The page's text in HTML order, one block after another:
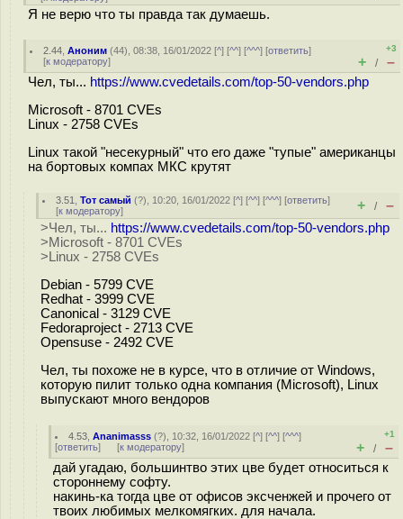
Я не верю что ты правда так думаешь.
2.44 ,Аноним (44), 08:38, 16/01/2022 [^] [^^] [^^^] [ответить]
[к модератору]
+3
+ / –
Чел, ты... https://www.cvedetails.com/top-50-vendors.php
Microsoft - 8701 CVEs
Linux - 2758 CVEs
Linux такой "несекурный" что его даже "тупые" американцы
на бортовых компах МКС крутят
3.51 ,Тот самый (?), 10:20, 16/01/2022 [^] [^^] [^^^] [ответить]
[к модератору] + / –
>Чел, ты... https://www.cvedetails.com/top-50-vendors.php
>Microsoft - 8701 CVEs
>Linux - 2758 CVEs
Debian - 5799 CVE
Redhat - 3999 CVE
Canonical - 3129 CVE
Fedoraproject - 2713 CVE
Opensuse - 2492 CVE
Чел, ты похоже не в курсе, что в отличие от Windows,
которую пилит только одна компания (Microsoft), Linux
выпускают много вендоров
4.53 ,Ananimasss (?), 10:32, 16/01/2022 [^] [^^] [^^^]
[ответить] [к модератору]
+1
+ / –
дай угадаю, большинтво этих цве будет относиться к
стороннему софту.
накинь-ка тогда цве от офисов эксченжей и прочего от
твоих любимых мелкомягких. для начала.